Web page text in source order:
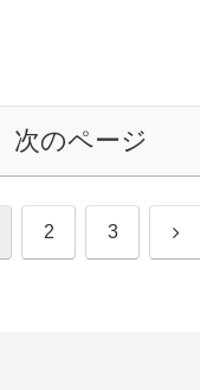
次のページ
2 3 次